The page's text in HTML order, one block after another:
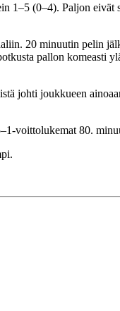
1–5 (0–4). Paljon eivät
20 minuutin pelin
pallon komeasti
johti joukkueen
voittolukemat 80.